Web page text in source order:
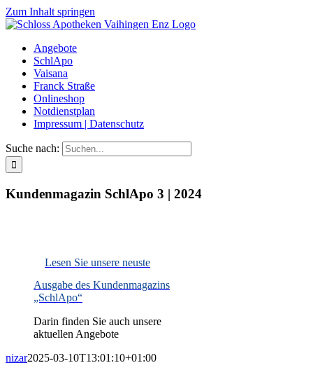
Zum Inhalt springen
Angebote
SchlApo
Vaisana
Franck Straße
Onlineshop
Notdienstplan
Impressum | Datenschutz
Suche nach:
Kundenmagazin SchlApo 3 | 2024
Lesen Sie unsere neuste
Ausgabe des Kundenmagazins
„SchlApo“
Darin finden Sie auch unsere
aktuellen Angebote
nizar2025-03-10T13:01:10+01:00